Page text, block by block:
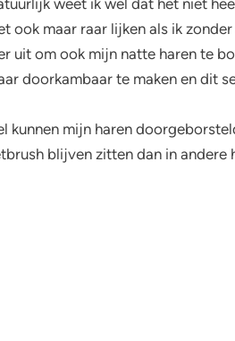
ook maar raar lijken als ik
uit om ook mijn natte haren te
doorkambaar te maken en dit
kunnen mijn haren
blijven zitten dan in andere